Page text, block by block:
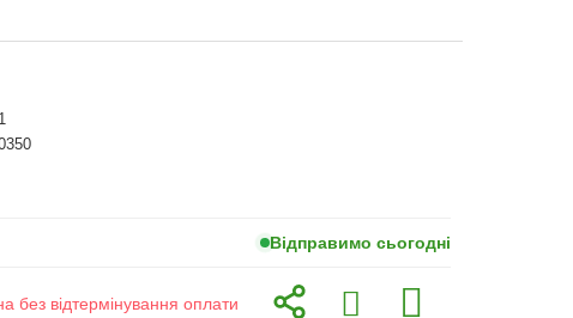
Відправимо сьогодні
без відтермінування оплати